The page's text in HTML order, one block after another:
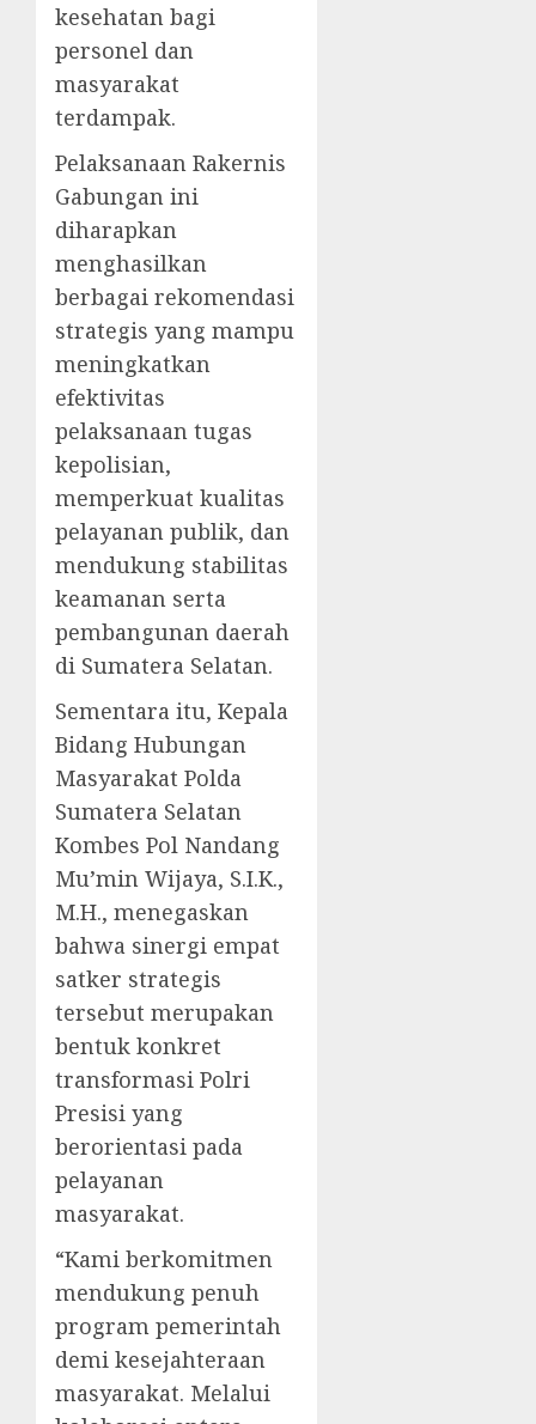
kesehatan bagi
personel dan
masyarakat
terdampak.
Pelaksanaan Rakernis
Gabungan ini
diharapkan
menghasilkan
berbagai rekomendasi
strategis yang mampu
meningkatkan
efektivitas
pelaksanaan tugas
kepolisian,
memperkuat kualitas
pelayanan publik, dan
mendukung stabilitas
keamanan serta
pembangunan daerah
di Sumatera Selatan.
Sementara itu, Kepala
Bidang Hubungan
Masyarakat Polda
Sumatera Selatan
Kombes Pol Nandang
Mu’min Wijaya, S.I.K.,
M.H., menegaskan
bahwa sinergi empat
satker strategis
tersebut merupakan
bentuk konkret
transformasi Polri
Presisi yang
berorientasi pada
pelayanan
masyarakat.
“Kami berkomitmen
mendukung penuh
program pemerintah
demi kesejahteraan
masyarakat. Melalui